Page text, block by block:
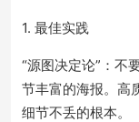
1. 最佳实践
“源图决定论”：不
节丰富的海报。高
细节不丢的根本。